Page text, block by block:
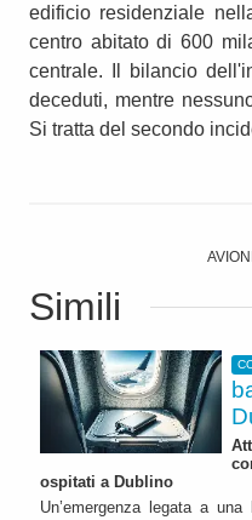
edificio residenziale
centro abitato di 600
centrale. Il bilancio
deceduti, mentre
Si tratta del secondo
Simili
ospitati a Dublino
Un’emergenza legata a